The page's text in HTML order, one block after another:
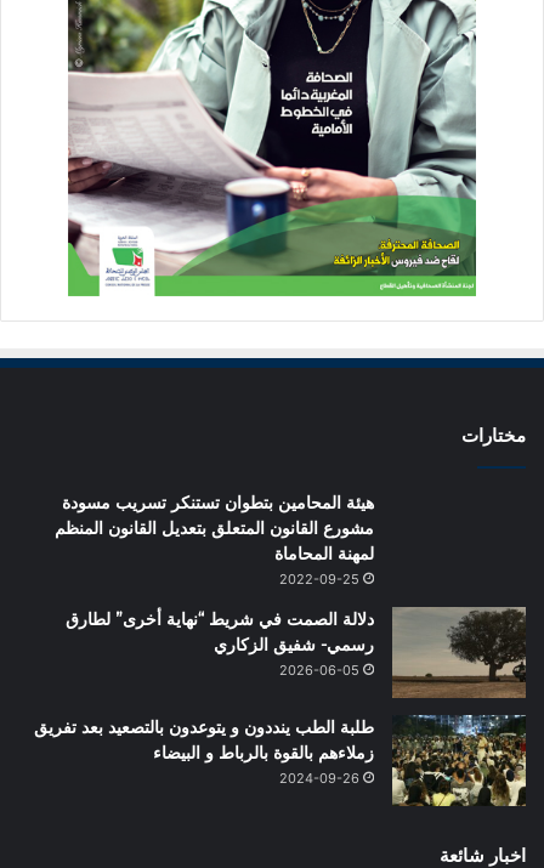
مختارات
هيئة المحامين بتطوان تستنكر تسريب مسودة
مشورع القانون المتعلق بتعديل القانون المنظم
لمهنة المحاماة
2022-09-25
دلالة الصمت في شريط “نهاية أخرى” لطارق
رسمي- شفيق الزكاري
2026-06-05
طلبة الطب ينددون و يتوعدون بالتصعيد بعد تفريق
زملاءهم بالقوة بالرباط و البيضاء
2024-09-26
اخبار شائعة